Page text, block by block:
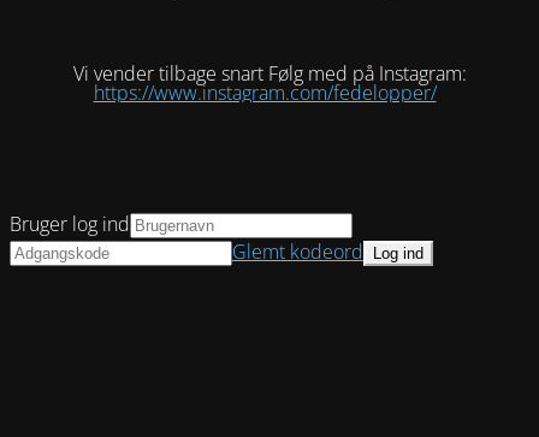
Vi vender tilbage snart Følg med på Instagram:
https://www.instagram.com/fedelopper/
Bruger log ind
Glemt kodeord